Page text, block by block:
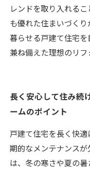
レンドを取り入れる
も優れた住まいづく
暮らせる戸建て住宅
兼ね備えた理想のリフ
長く安心して住み続
ームのポイント
戸建て住宅を長く快
期的なメンテナンス
は、冬の寒さや夏の